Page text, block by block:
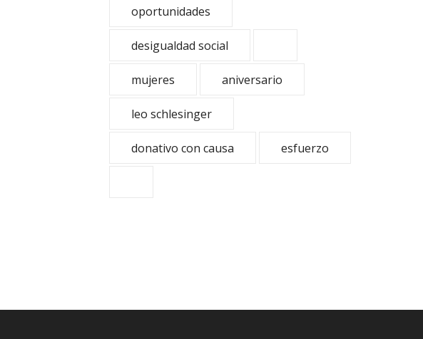
oportunidades
desigualdad social
mujeres aniversario
leo schlesinger
donativo con causa esfuerzo